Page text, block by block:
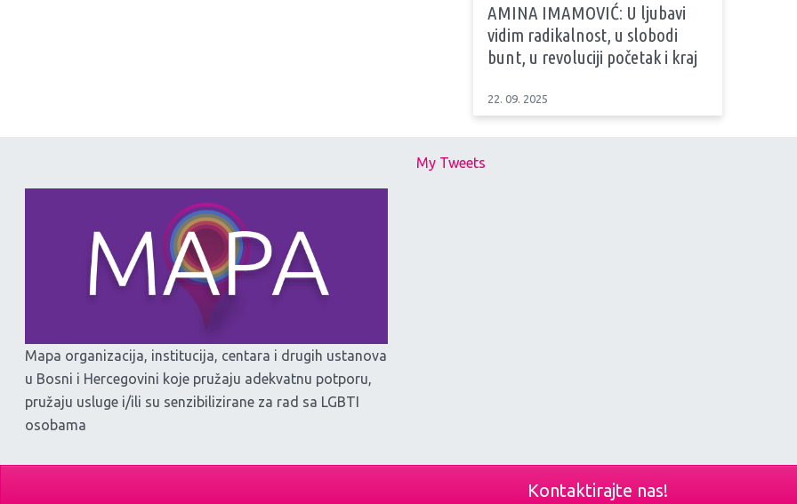
AMINA IMAMOVIĆ: U ljubavi
vidim radikalnost, u slobodi
bunt, u revoluciji početak i kraj
22. 09. 2025
Mapa organizacija, institucija, centara i drugih ustanova
u Bosni i Hercegovini koje pružaju adekvatnu potporu,
pružaju usluge i/ili su senzibilizirane za rad sa LGBTI
osobama
My Tweets
Kontaktirajte nas!